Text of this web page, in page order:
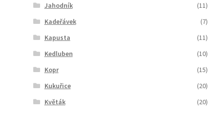
Jahodník
(11)
Kadeřávek
(7)
Kapusta
(11)
Kedluben
(10)
Kopr
(15)
Kukuřice
(20)
Květák
(20)